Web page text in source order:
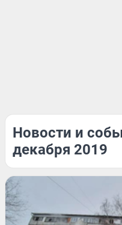
Новости и
декабря 2019